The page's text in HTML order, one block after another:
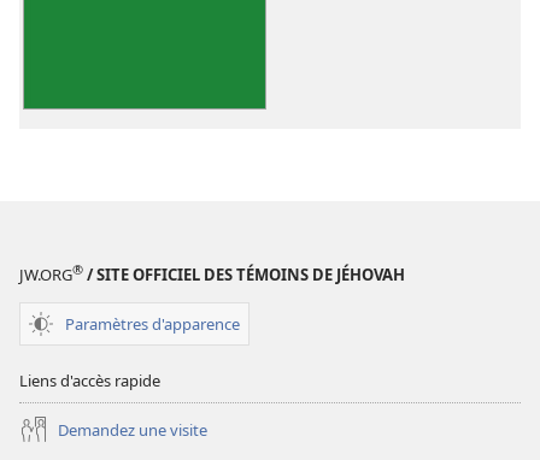
vie ?
JW.ORG® / SITE OFFICIEL DES TÉMOINS DE JÉHOVAH
Paramètres d'apparence
Liens d'accès rapide
Demandez une visite